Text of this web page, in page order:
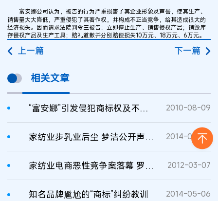
富安娜公司认为，被告的行为严重损害了其企业形象及声誉，使其生产、
销售量大大降低，严重侵犯了其著作权，并构成不正当竞争，给其造成很大的
经济损失。因而请求法院判令三被告：立即停止生产、销售侵权产品；销毁库
存侵权产品及生产工具；赔礼道歉并分别赔偿损失10万元、18万元、6万元。
上一篇 下一篇
相关文章
“富安娜”引发侵犯商标权及不正当竞争纠纷 2010-08-09
家纺业步乳业后尘 梦洁公开声讨罗莱和富安娜不正当竞争 2014-05-06
家纺业电商恶性竞争案落幕 罗莱家纺赔10万向富安娜道歉 2012-03-07
知名品牌尴尬的“商标”纠纷教训 2014-05-06